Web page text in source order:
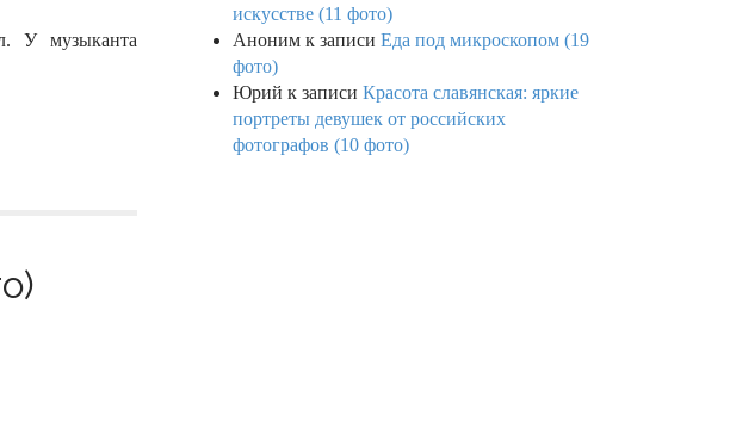
У музыканта
искусстве (11 фото)
Аноним к записи Еда под микроскопом (19
фото)
Юрий к записи Красота славянская: яркие
портреты девушек от российских
фотографов (10 фото)